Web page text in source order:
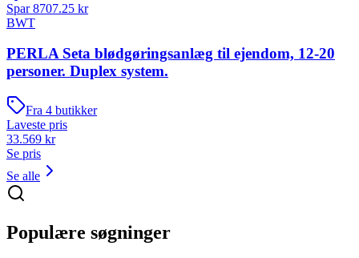
Spar8707.25 kr
BWT
PERLA Seta blødgøringsanlæg til ejendom, 12-20
personer. Duplex system.
Fra 4 butikker
Laveste pris
33.569 kr
Se pris
Se alle
Populære søgninger